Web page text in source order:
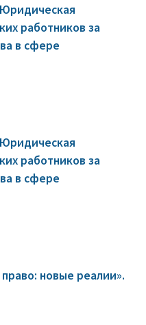
работников за
в сфере
работников за
в сфере
новые реалии».